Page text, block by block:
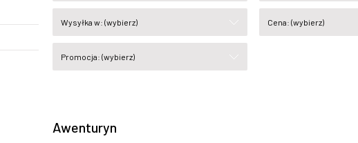
Wysyłka w: (wybierz) Cena: (wybierz)
Promocja: (wybierz)
Awenturyn